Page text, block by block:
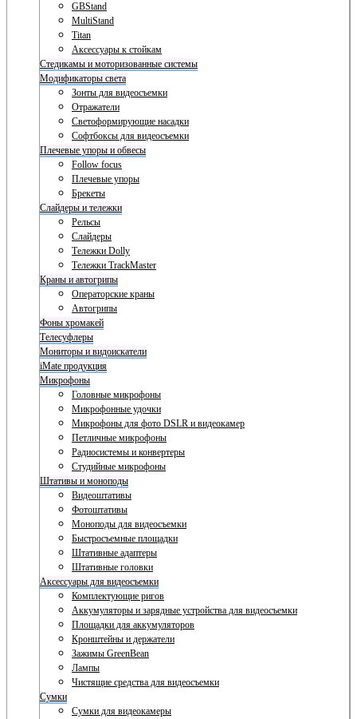
GBStand
MultiStand
Titan
Аксессуары к стойкам
Стедикамы и моторизованные системы
Модификаторы света
Зонты для видеосъемки
Отражатели
Светоформирующие насадки
Софтбоксы для видеосъемки
Плечевые упоры и обвесы
Follow focus
Плечевые упоры
Брекеты
Слайдеры и тележки
Рельсы
Слайдеры
Тележки Dolly
Тележки TrackMaster
Краны и автогрипы
Операторские краны
Автогрипы
Фоны хромакей
Телесуфлеры
Мониторы и видоискатели
iMate продукция
Микрофоны
Головные микрофоны
Микрофонные удочки
Микрофоны для фото DSLR и видеокамер
Петличные микрофоны
Радиосистемы и конвертеры
Студийные микрофоны
Штативы и моноподы
Видеоштативы
Фотоштативы
Моноподы для видеосъемки
Быстросъемные площадки
Штативные адаптеры
Штативные головки
Аксессуары для видеосъемки
Комплектующие ригов
Аккумуляторы и зарядные устройства для видеосъемки
Площадки для аккумуляторов
Кронштейны и держатели
Зажимы GreenBean
Лампы
Чистящие средства для видеосъемки
Сумки
Сумки для видеокамеры